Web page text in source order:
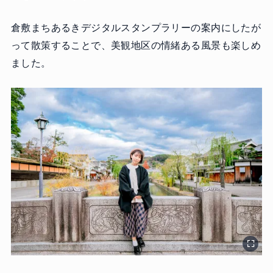
倉敷まちあるきデジタルスタンプラリーの案内にしたが
って散策することで、美観地区の情緒ある風景も楽しめ
ました。